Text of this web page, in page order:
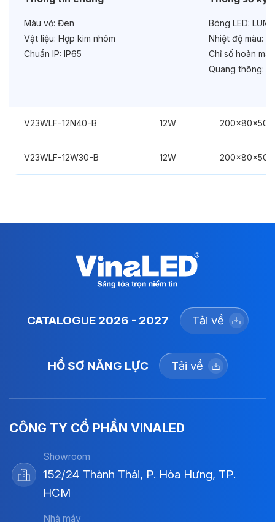
Màu vỏ: Đen
Vật liệu: Hợp kim nhôm
Chuẩn IP: IP65
Bóng LED:
Nhiệt độ màu:
Chỉ số hoàn
Quang thông:
V23WLF-12N40-B 12W
V23WLF-12W30-B 12W
CATALOGUE 2026 - 2027 Tải về
HỒ SƠ NĂNG LỰC Tải về
CÔNG TY CỔ PHẦN VINALED
Showroom
152/24 Thành Thái, P. Hòa Hưng, TP.
HCM
Nhà máy